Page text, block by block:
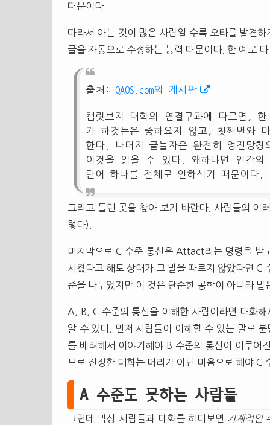
때문이다.
따라서 아는 것이 많은 사람일 수록 오타를 발견
글을 자동으로 수정하는 능력 때문이다. 한 예로
출처: QAOS.com의 게시판
캠릿브지 대학의 연결구과에 따르면,
가 하것는은 중하요지 않고, 첫째번와
한다. 나머지 글들자은 완전히 엉진망
이것을 읽을 수 있다. 왜하냐면 인간
단어 하나를 전체로 인하식기 때문이다.
그리고 틀린 곳을 찾아 보기 바란다. 사람들의 이
렇다).
마지막으로 C 수준 통신은 Attact라는 명령을 받
시켰다고 해도 상대가 그 말을 따르지 않았다면 C
준을 나누었지만 이 것은 단순한 공학이 아니라
A, B, C 수준의 통신을 이해한 사람이라면 대화
알 수 있다. 먼저 사람들이 이해할 수 있는 말로
를 배려해서 이야기해야 B 수준의 통신이 이루어
므로 진정한 대화는 머리가 아닌 마음으로 해야 C
A 수준도 못하는 사람들
그런데 막상 사람들과 대화를 하다보면 기계적인